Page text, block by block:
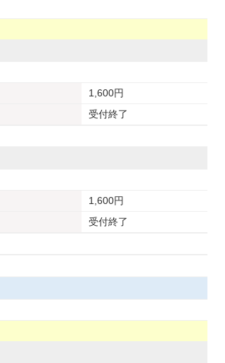
1,600円
受付終了
1,600円
受付終了